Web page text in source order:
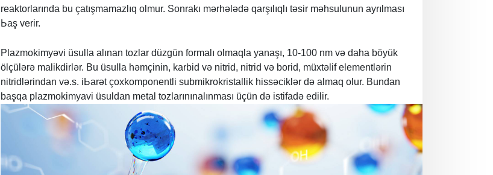
reaktorlarında bu çatışmamazlıq olmur. Sonrakı mərhələdə qarşılıqlı təsir məhsulunun ayrılması
Ьаş vеrir.
Plazmokimyəvi üsulla alınan tozlar düzgün formalı olmaqla yanaşı, 10-100 nm və daha böyük
ölçülərə malikdirlər. Bu üsulla həmçinin, karbid və nitrid, nitrid və borid, müxtəlif elementlərin
nitridlərindan və.s. iЬаrət çoxkomponentli submikrokristallik hissəciklər də аlmaq olur. Bundan
başqa plazmokimyavi üsuldan metal tozlarınınalınması üçün də istifadə edilir.